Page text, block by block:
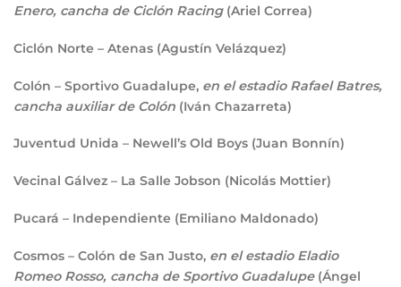
Enero, cancha de Ciclón Racing (Ariel Correa)
Ciclón Norte – Atenas (Agustín Velázquez)
Colón – Sportivo Guadalupe, en el estadio Rafael Batres,
cancha auxiliar de Colón (Iván Chazarreta)
Juventud Unida – Newell’s Old Boys (Juan Bonnín)
Vecinal Gálvez – La Salle Jobson (Nicolás Mottier)
Pucará – Independiente (Emiliano Maldonado)
Cosmos – Colón de San Justo, en el estadio Eladio
Romeo Rosso, cancha de Sportivo Guadalupe (Ángel